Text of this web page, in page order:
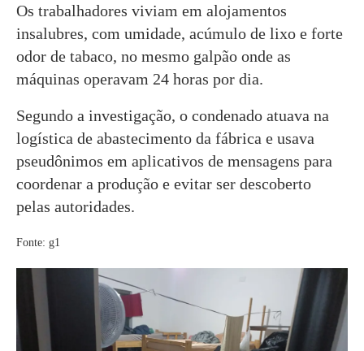
Os trabalhadores viviam em alojamentos
insalubres, com umidade, acúmulo de lixo e forte
odor de tabaco, no mesmo galpão onde as
máquinas operavam 24 horas por dia.
Segundo a investigação, o condenado atuava na
logística de abastecimento da fábrica e usava
pseudônimos em aplicativos de mensagens para
coordenar a produção e evitar ser descoberto
pelas autoridades.
Fonte: g1